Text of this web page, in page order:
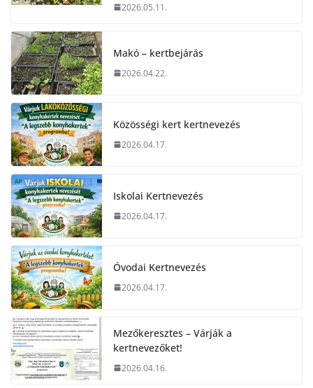
2026.05.11.
Makó – kertbejárás
2026.04.22.
Közösségi kert kertnevezés
2026.04.17.
Iskolai Kertnevezés
2026.04.17.
Óvodai Kertnevezés
2026.04.17.
Mezőkeresztes – Várják a
kertnevezőket!
2026.04.16.